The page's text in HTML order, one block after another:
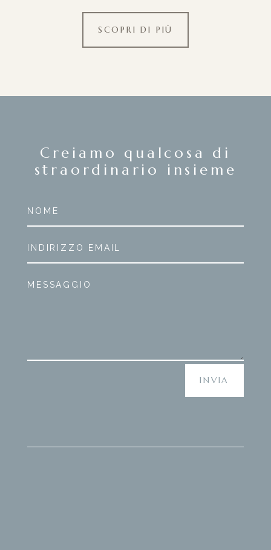
SCOPRI DI PIÙ
Creiamo qualcosa di
straordinario insieme
INVIA